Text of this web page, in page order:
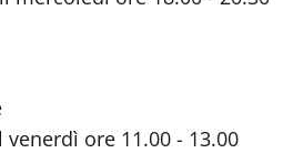
ore 11.00 - 13.00